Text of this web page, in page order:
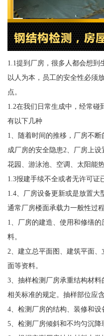
1.1提到厂房，很多人都会想到
以人为本，员工的安全性必须
点。
1.2在我们日常生成中，经常
有以下几种
1、随着时间的推移，厂房不
成厂房的安全隐患2、厂房上设
花园、游泳池、空调、太阳能
1.3报建手续不全或者无许可证
1.4、厂房设备更新或是放置大
通常厂房楼面承载力一般性过
1、厂房的建造、使用和修缮
料。
2、建立总平面图、建筑平面
面等资料。
3、抽样检测厂房承重结构材
相关标准的规定。抽样部位应
4、检测厂房的结构、装修和设
5、检测厂房倾斜和不均匀沉降